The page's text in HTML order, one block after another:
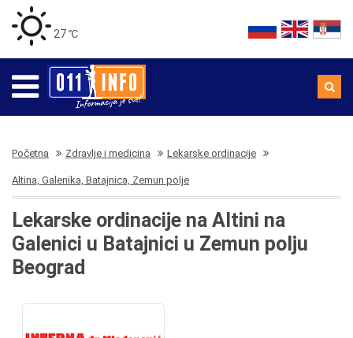
27 ℃
Početna Zdravlje i medicina Lekarske ordinacije
Altina, Galenika, Batajnica, Zemun polje
Lekarske ordinacije na Altini na
Galenici u Batajnici u Zemun polju
Beograd